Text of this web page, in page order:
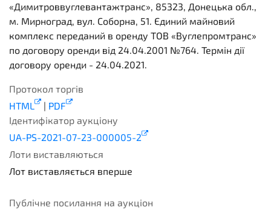
«Димитроввуглевантажтранс», 85323, Донецька обл.,
м. Мирноград, вул. Соборна, 51. Єдиний майновий
комплекс переданий в оренду ТОВ «Вуглепромтранс»
по договору оренди від 24.04.2001 №764. Термін дії
договору оренди - 24.04.2021.
Протокол торгів
HTML
| PDF
Ідентифікатор аукціону
UA-PS-2021-07-23-000005-2
Лоти виставляються
Лот виставляється вперше
Публічне посилання на аукціон